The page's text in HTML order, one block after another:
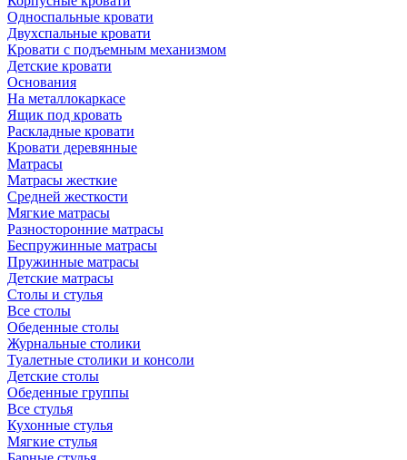
Односпальные кровати
Двухспальные кровати
Кровати с подъемным механизмом
Детские кровати
Основания
На металлокаркасе
Ящик под кровать
Раскладные кровати
Кровати деревянные
Матрасы
Матрасы жесткие
Средней жесткости
Мягкие матрасы
Разносторонние матрасы
Беспружинные матрасы
Пружинные матрасы
Детские матрасы
Столы и стулья
Все столы
Обеденные столы
Журнальные столики
Туалетные столики и консоли
Детские столы
Обеденные группы
Все стулья
Кухонные стулья
Мягкие стулья